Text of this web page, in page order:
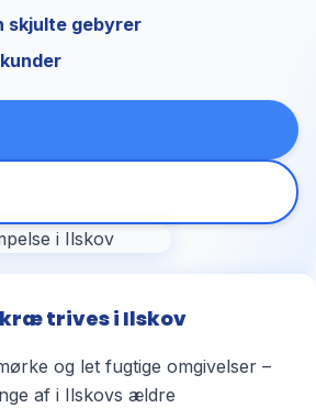
skjulte gebyrer
trives i Ilskov
og let fugtige omgivelser –
af i Ilskovs ældre